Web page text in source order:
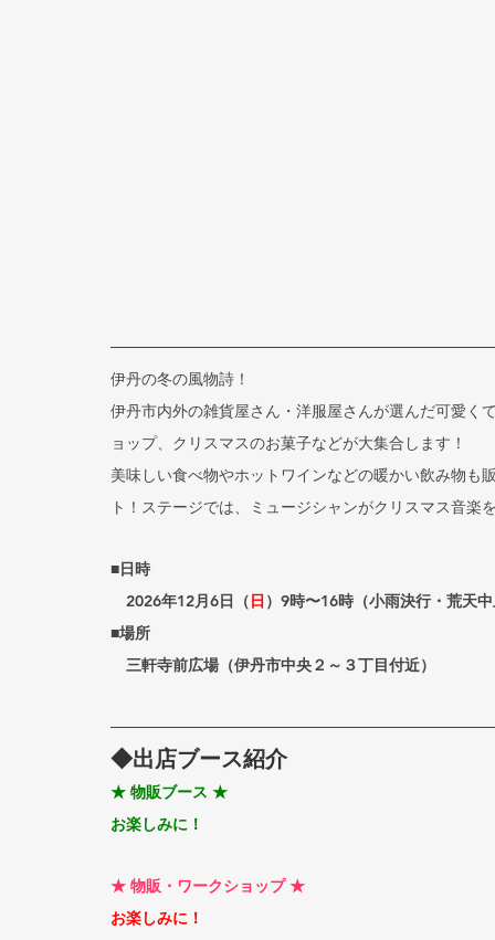
伊丹の冬の風物詩！
伊丹市内外の雑貨屋さん・洋服屋さんが選んだ可愛く
ョップ、クリスマスのお菓子などが大集合します！
美味しい食べ物やホットワインなどの暖かい飲み物も
ト！ステージでは、ミュージシャンがクリスマス音楽
■日時
2026年12月6日（日 ）9時〜16時（小雨決行・荒天
■場所
三軒寺前広場（伊丹市中央２～３丁目付近）
◆出店ブース紹介
★ 物販ブース ★
お楽しみに！
★ 物販・ワークショップ ★
お楽しみに！